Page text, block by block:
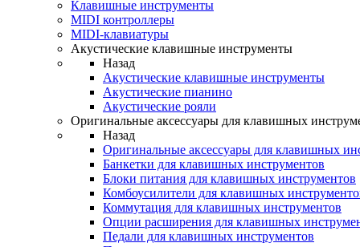
Клавишные инструменты
MIDI контроллеры
MIDI-клавиатуры
Акустические клавишные инструменты
Назад
Акустические клавишные инструменты
Акустические пианино
Акустические рояли
Оригинальные аксессуары для клавишных
Назад
Оригинальные аксессуары для клавишных
Банкетки для клавишных инструментов
Блоки питания для клавишных инструментов
Комбоусилители для клавишных
Коммутация для клавишных инструментов
Опции расширения для клавишных
Педали для клавишных инструментов